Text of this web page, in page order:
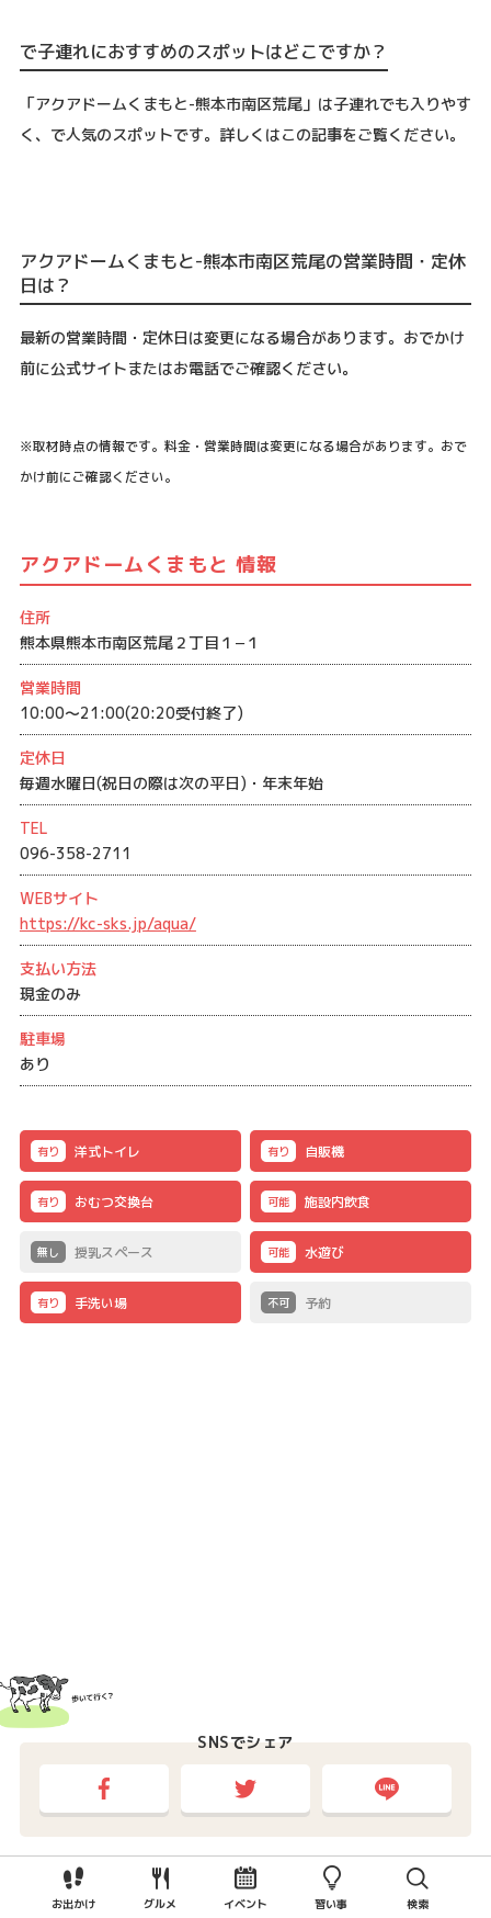
で子連れにおすすめのスポットはどこですか？
「アクアドームくまもと-熊本市南区荒尾」は子連れでも入りやす
く、で人気のスポットです。詳しくはこの記事をご覧ください。
アクアドームくまもと-熊本市南区荒尾の営業時間・定休
日は？
最新の営業時間・定休日は変更になる場合があります。おでかけ
前に公式サイトまたはお電話でご確認ください。
※取材時点の情報です。料金・営業時間は変更になる場合があります。おで
かけ前にご確認ください。
アクアドームくまもと 情報
住所
熊本県熊本市南区荒尾２丁目１−１
営業時間
10:00〜21:00(20:20受付終了)
定休日
毎週水曜日(祝日の際は次の平日)・年末年始
TEL
096-358-2711
WEBサイト
https://kc-sks.jp/aqua/
支払い方法
現金のみ
駐車場
あり
有り 洋式トイレ 有り 自販機
有り おむつ交換台 可能 施設内飲食
無し 授乳スペース 可能 水遊び
有り 手洗い場 不可 予約
SNSでシェア
カテゴリー
お出かけスポット 公園 南区の公園 外遊び 室内遊び
お出かけ グルメ イベント 習い事 検索